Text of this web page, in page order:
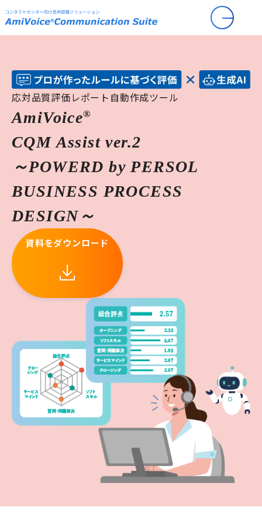
応対品質評価レポート自動作成ツール
AmiVoice®
CQM Assistver.2
～POWERD by PERSOL
BUSINESS PROCESS
DESIGN～
資料をダウンロード